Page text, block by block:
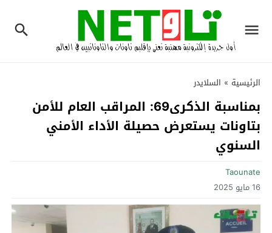
الرئيسية » السلايدر
بمناسبة الذكرى69: المراقب العام للأمن
بتاونات يستعرض حصيلة الأداء الأمني
السنوي‎
Taounate
16 مايو 2025